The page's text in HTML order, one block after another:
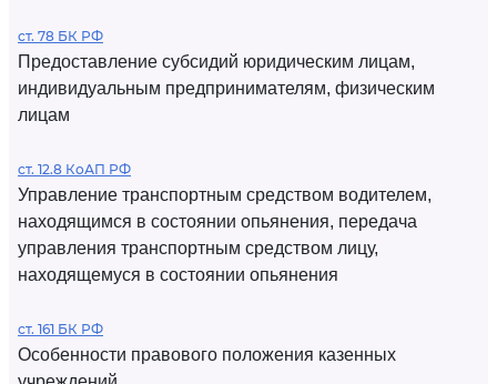
ст. 78 БК РФ
Предоставление субсидий юридическим лицам,
индивидуальным предпринимателям, физическим
лицам
ст. 12.8 КоАП РФ
Управление транспортным средством водителем,
находящимся в состоянии опьянения, передача
управления транспортным средством лицу,
находящемуся в состоянии опьянения
ст. 161 БК РФ
Особенности правового положения казенных